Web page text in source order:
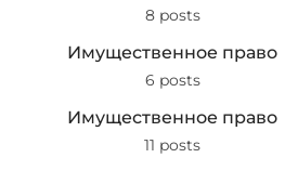
8 posts
Имущественное право
6 posts
Имущественное право
11 posts